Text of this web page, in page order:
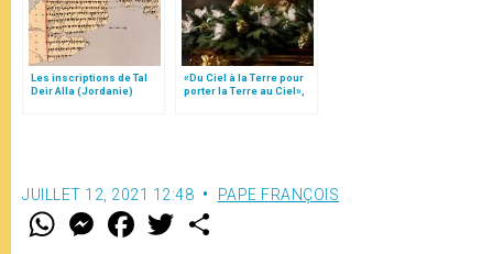
Les inscriptions de Tal
Deir Alla (Jordanie)
«Du Ciel à la Terre pour
porter la Terre au Ciel»,
JUILLET 12, 2021 12:48 PAPE FRANÇOIS
W M
e
F
a w